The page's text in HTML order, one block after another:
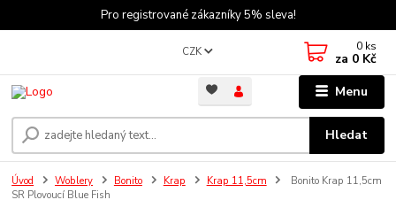
Pro registrované zákazníky 5% sleva!
Menu
CZK
Hledat
0 ks
za 0 Kč
Úvod Woblery Bonito Krap Krap 11,5cm
Bonito Krap 11,5cm
SR Plovoucí Blue Fish